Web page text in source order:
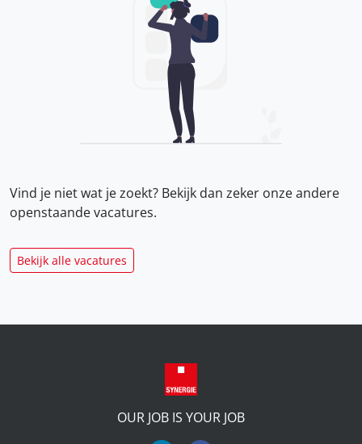
Vind je niet wat je zoekt? Bekijk dan zeker onzeandere
openstaande vacatures.
Bekijk alle vacatures
OUR JOB IS YOUR JOB